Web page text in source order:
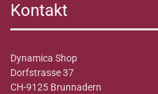
Kontakt
Dynamica Shop
Dorfstrasse 37
CH-9125 Brunnadern